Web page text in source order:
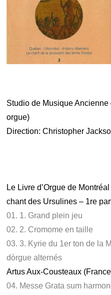
Studio de Musique
orgue)
Direction: Christopher
Le Livre d’Orgue de
chant des Ursulines – 1re
01. 1. Grand plein jeu
02. 2. Cromome en taille
03. 3. Kyrie du 1er ton de la
dòrgue alternés
Artus Aux-Cousteaux
04. Messe Grata sum